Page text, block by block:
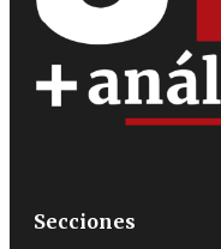
Secciones